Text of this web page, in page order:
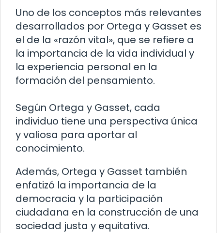
Uno de los conceptos más relevantes
desarrollados por Ortega y Gasset es
el de la «razón vital», que se refiere a
la importancia de la vida individual y
la experiencia personal en la
formación del pensamiento.
Según Ortega y Gasset, cada
individuo tiene una perspectiva única
y valiosa para aportar al
conocimiento.
Además, Ortega y Gasset también
enfatizó la importancia de la
democracia y la participación
ciudadana en la construcción de una
sociedad justa y equitativa.